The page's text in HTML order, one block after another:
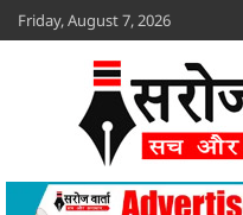
Skip
to
Friday, August 7, 2026
Sroj Varta
www.srojvarta.in